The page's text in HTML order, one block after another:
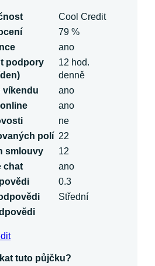
Cool Credit
79 %
ano
podpory
12 hod.
denně
víkendu
ano
ano
ne
polí 22
smlouvy
12
chat
ano
0.3
Střední
tuto půjčku?